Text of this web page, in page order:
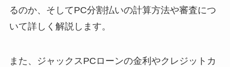
るのか、そしてPC分割払いの計算方法や審査につ
いて詳しく解説します。
また、ジャックスPCローンの金利やクレジットカ